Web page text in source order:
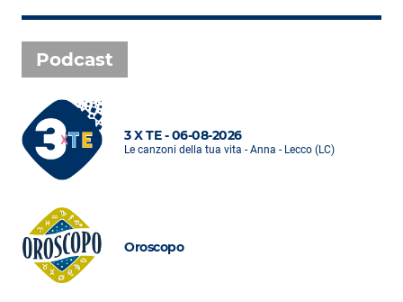
Podcast
3 X TE - 06-08-2026
Le canzoni della tua vita - Anna - Lecco (LC)
Oroscopo